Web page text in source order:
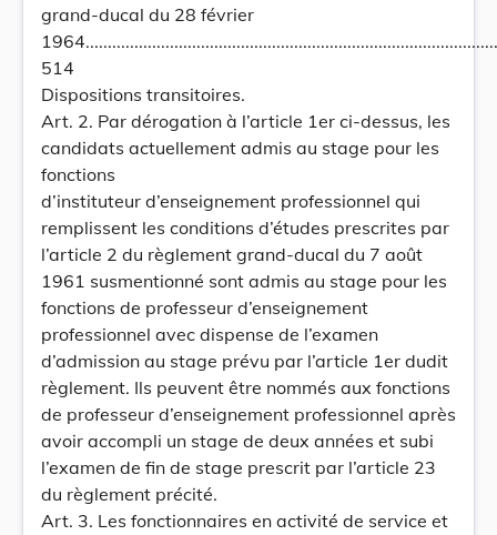
grand-ducal du 28 février
514
Dispositions transitoires.
Art. 2. Par dérogation à l’article 1er ci-dessus, les
candidats actuellement admis au stage pour les
fonctions
d’instituteur d’enseignement professionnel qui
remplissent les conditions d’études prescrites par
l’article 2 du règlement grand-ducal du 7 août
1961 susmentionné sont admis au stage pour les
fonctions de professeur d’enseignement
professionnel avec dispense de l’examen
d’admission au stage prévu par l’article 1er dudit
règlement. Ils peuvent être nommés aux fonctions
de professeur d’enseignement professionnel après
avoir accompli un stage de deux années et subi
l’examen de fin de stage prescrit par l’article 23
du règlement précité.
Art. 3. Les fonctionnaires en activité de service et